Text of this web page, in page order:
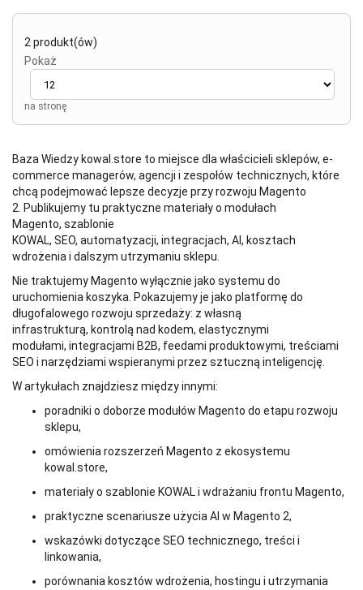
2 produkt(ów)
Pokaż
na stronę
Baza Wiedzy kowal.store to miejsce dla właścicieli sklepów, e-
commerce managerów, agencji i zespołów technicznych, które
chcą podejmować lepsze decyzje przy rozwoju Magento
2. Publikujemy tu praktyczne materiały o modułach
Magento, szablonie
KOWAL, SEO, automatyzacji, integracjach, AI, kosztach
wdrożenia i dalszym utrzymaniu sklepu.
Nie traktujemy Magento wyłącznie jako systemu do
uruchomienia koszyka. Pokazujemy je jako platformę do
długofalowego rozwoju sprzedaży: z własną
infrastrukturą, kontrolą nad kodem, elastycznymi
modułami, integracjami B2B, feedami produktowymi, treściami
SEO i narzędziami wspieranymi przez sztuczną inteligencję.
W artykułach znajdziesz między innymi:
poradniki o doborze modułów Magento do etapu rozwoju
sklepu,
omówienia rozszerzeń Magento z ekosystemu
kowal.store,
materiały o szablonie KOWAL i wdrażaniu frontu Magento,
praktyczne scenariusze użycia AI w Magento 2,
wskazówki dotyczące SEO technicznego, treści i
linkowania,
porównania kosztów wdrożenia, hostingu i utrzymania